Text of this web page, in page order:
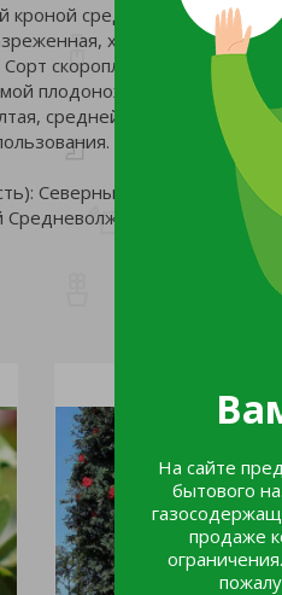
На сайте
бытового
продаже
кроной средней густоты,
хорошо
скороплодный,
плодоножкой средней
средней плотности. Вкус
Деревья
Северный Северо-